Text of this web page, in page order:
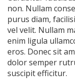
non. Nullam
purus diam,
vel velit. Nullam
enim ligula
eros. Donec sit
dolor semper
suscipit efficitur.